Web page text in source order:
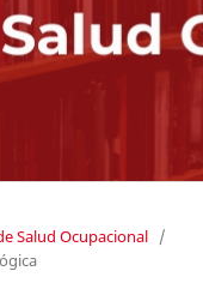
Salud Ocupacional /